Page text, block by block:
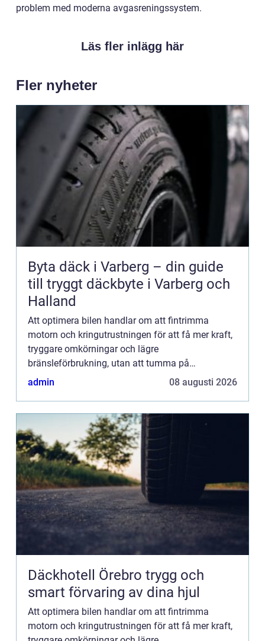
problem med moderna avgasreningssystem.
Läs fler inlägg här
Fler nyheter
Byta däck i Varberg – din guide
till tryggt däckbyte i Varberg och
Halland
Att optimera bilen handlar om att fintrimma
motorn och kringutrustningen för att få mer kraft,
tryggare omkörningar och lägre
bränsleförbrukning, utan att tumma på
driftsäkerheten. Genom modern motoroptimering
admin 08 augusti 2026
Däckhotell Örebro trygg och
smart förvaring av dina hjul
Att optimera bilen handlar om att fintrimma
motorn och kringutrustningen för att få mer kraft,